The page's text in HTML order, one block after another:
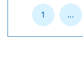
1 ...